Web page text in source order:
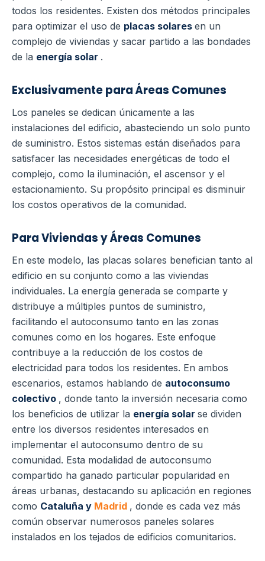
todos los residentes. Existen dos métodos principales
para optimizar el uso de placas solares en un
complejo de viviendas y sacar partido a las bondades
de la energía solar .
Exclusivamente para Áreas Comunes
Los paneles se dedican únicamente a las
instalaciones del edificio, abasteciendo un solo punto
de suministro. Estos sistemas están diseñados para
satisfacer las necesidades energéticas de todo el
complejo, como la iluminación, el ascensor y el
estacionamiento. Su propósito principal es disminuir
los costos operativos de la comunidad.
Para Viviendas y Áreas Comunes
En este modelo, las placas solares benefician tanto al
edificio en su conjunto como a las viviendas
individuales. La energía generada se comparte y
distribuye a múltiples puntos de suministro,
facilitando el autoconsumo tanto en las zonas
comunes como en los hogares. Este enfoque
contribuye a la reducción de los costos de
electricidad para todos los residentes. En ambos
escenarios, estamos hablando de autoconsumo
colectivo , donde tanto la inversión necesaria como
los beneficios de utilizar la energía solar se dividen
entre los diversos residentes interesados en
implementar el autoconsumo dentro de su
comunidad. Esta modalidad de autoconsumo
compartido ha ganado particular popularidad en
áreas urbanas, destacando su aplicación en regiones
como Cataluña y Madrid , donde es cada vez más
común observar numerosos paneles solares
instalados en los tejados de edificios comunitarios.